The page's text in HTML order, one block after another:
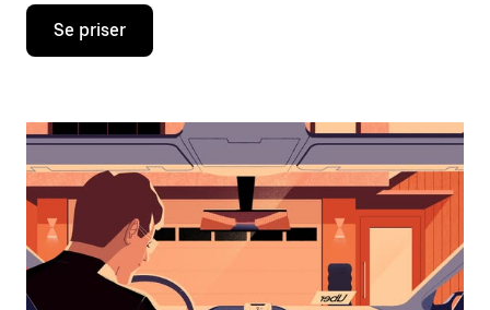
Trykk
piltast
åpne
og
velge
dato.
Trykk
på
Esc-
Se priser